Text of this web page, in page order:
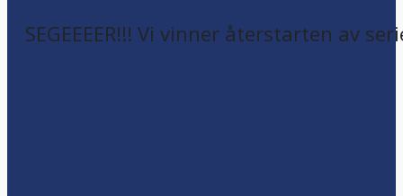
SEGEEEER!!! Vi vinner återstarten av